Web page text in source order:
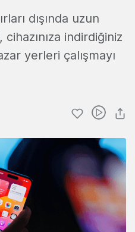
dışında uzun
indirdiğiniz
yerleri çalışmayı